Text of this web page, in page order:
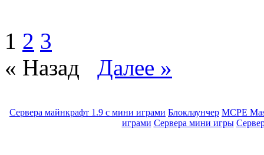
1 2 3
« Назад
Далее »
Сервера майнкрафт 1.9 с мини играми Блоклаунчер MCPE
играми Сервера мини игры